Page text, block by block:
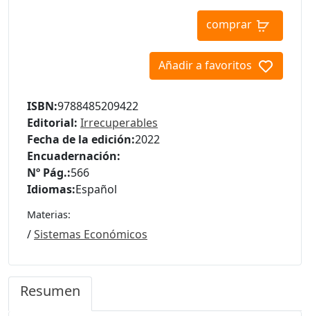
comprar
Añadir a favoritos
ISBN:9788485209422
Editorial: Irrecuperables
Fecha de la edición:2022
Encuadernación:
Nº Pág.:566
Idiomas:Español
Materias:
/Sistemas Económicos
Resumen